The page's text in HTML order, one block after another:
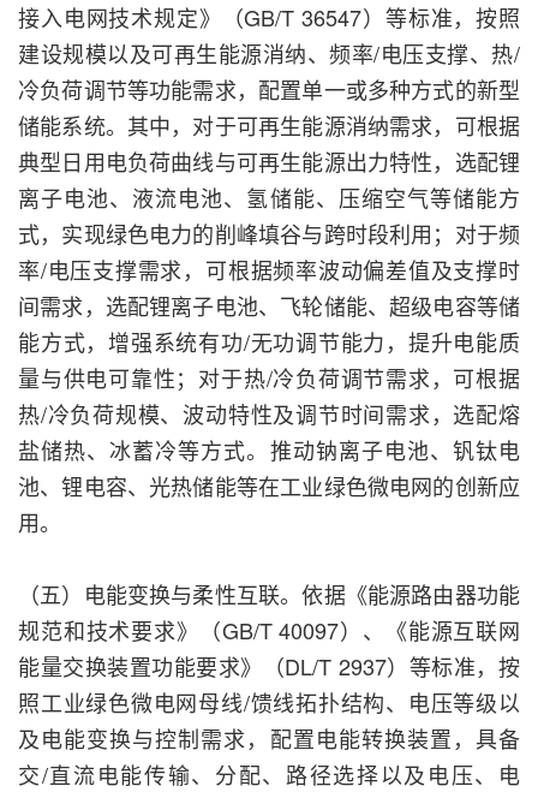
接入电网技术规定》（GB/T 36547）等标准，按照
建设规模以及可再生能源消纳、频率/电压支撑、热/
冷负荷调节等功能需求，配置单一或多种方式的新型
储能系统。其中，对于可再生能源消纳需求，可根据
典型日用电负荷曲线与可再生能源出力特性，选配锂
离子电池、液流电池、氢储能、压缩空气等储能方
式，实现绿色电力的削峰填谷与跨时段利用；对于频
率/电压支撑需求，可根据频率波动偏差值及支撑时
间需求，选配锂离子电池、飞轮储能、超级电容等储
能方式，增强系统有功/无功调节能力，提升电能质
量与供电可靠性；对于热/冷负荷调节需求，可根据
热/冷负荷规模、波动特性及调节时间需求，选配熔
盐储热、冰蓄冷等方式。推动钠离子电池、钒钛电
池、锂电容、光热储能等在工业绿色微电网的创新应
用。
（五）电能变换与柔性互联。依据《能源路由器功能
规范和技术要求》（GB/T 40097）、《能源互联网
能量交换装置功能要求》（DL/T 2937）等标准，按
照工业绿色微电网母线/馈线拓扑结构、电压等级以
及电能变换与控制需求，配置电能转换装置，具备
交/直流电能传输、分配、路径选择以及电压、电